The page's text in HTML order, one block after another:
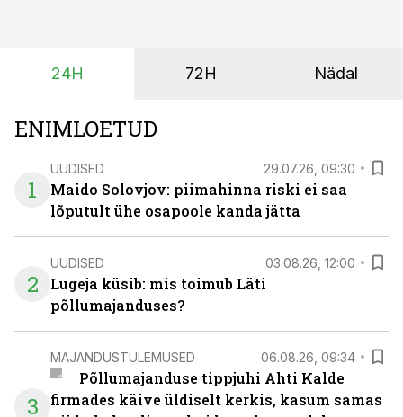
põllumajandusettevõtete jaoks üheks olulisemaks
24H 72H Nädal
ENIMLOETUD
1
UUDISED 29.07.26, 09:30
Maido Solovjov: piimahinna riski ei saa
lõputult ühe osapoole kanda jätta
2
UUDISED 03.08.26, 12:00
Lugeja küsib: mis toimub Läti
põllumajanduses?
3
MAJANDUSTULEMUSED 06.08.26, 09:34
Põllumajanduse tippjuhi Ahti Kalde
firmades käive üldiselt kerkis, kasum samas